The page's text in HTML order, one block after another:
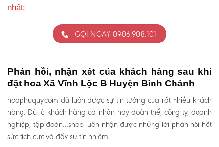
nhất:
GỌI NGAY 0906.908.101
Phản hồi, nhận xét của khách hàng sau khi
đặt hoa Xã Vĩnh Lộc B Huyện Bình Chánh
hoaphuquy.com đã luôn được sự tin tưởng của rất nhiều khách
hàng. Dù là khách hàng cá nhân hay đoàn thể, công ty, doanh
nghiệp, tập đoàn…shop luôn nhận được những lời phản hồi hết
sức tích cực và đầy sự tín nhiệm: